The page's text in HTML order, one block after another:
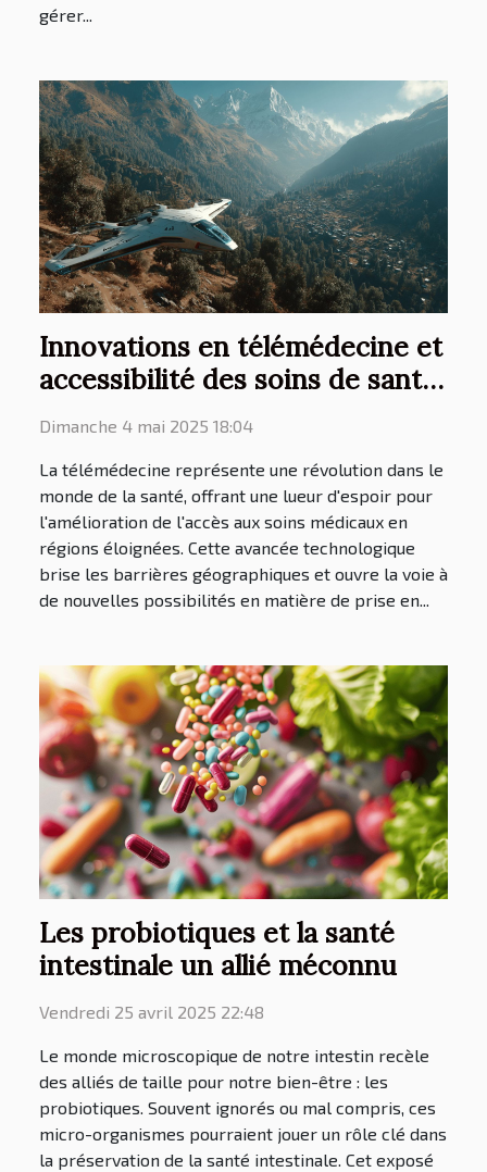
gérer...
Innovations en télémédecine et
accessibilité des soins de santé
en région éloignée
Dimanche 4 mai 2025 18:04
La télémédecine représente une révolution dans le
monde de la santé, offrant une lueur d'espoir pour
l'amélioration de l'accès aux soins médicaux en
régions éloignées. Cette avancée technologique
brise les barrières géographiques et ouvre la voie à
de nouvelles possibilités en matière de prise en...
Les probiotiques et la santé
intestinale un allié méconnu
Vendredi 25 avril 2025 22:48
Le monde microscopique de notre intestin recèle
des alliés de taille pour notre bien-être : les
probiotiques. Souvent ignorés ou mal compris, ces
micro-organismes pourraient jouer un rôle clé dans
la préservation de la santé intestinale. Cet exposé